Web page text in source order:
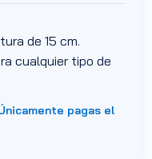
de 15 cm.
cualquier tipo de
pagas el